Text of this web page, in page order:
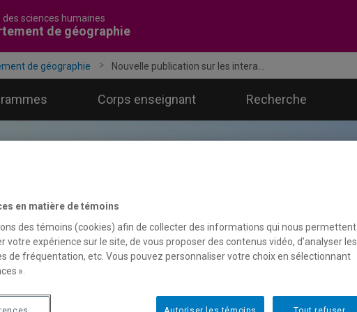
des sciences humaines
de géographie
de géographie Nouvelle publication sur les intera...
Corps enseignant Recherche
en matière de témoins
des témoins (cookies) afin de collecter des informations qui nous permettent
votre expérience sur le site, de vous proposer des contenus vidéo, d’analyser les
de fréquentation, etc. Vous pouvez personnaliser votre choix en sélectionnant
».